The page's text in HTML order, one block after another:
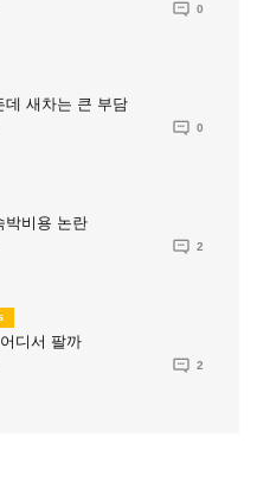
0
데 새차는 큰 부담
0
박비용 논란
2
디서 팔까
2